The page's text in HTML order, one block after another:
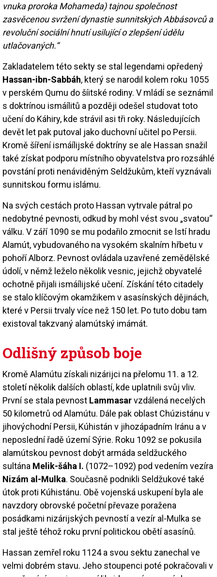
vnuka proroka Mohameda) tajnou společnost
zasvěcenou svržení dynastie sunnitských Abbásovců a
revoluční sociální hnutí usilující o zlepšení údělu
utlačovaných.“
Zakladatelem této sekty se stal legendami opředený
Hassan-ibn-Sabbáh, který se narodil kolem roku 1055
v perském Qumu do šíitské rodiny. V mládí se seznámil
s doktrínou ismáílitů a později odešel studovat toto
učení do Káhiry, kde strávil asi tři roky. Následujících
devět let pak putoval jako duchovní učitel po Persii.
Kromě šíření ismáílijské doktríny se ale Hassan snažil
také získat podporu místního obyvatelstva pro rozsáhlé
povstání proti nenáviděným Seldžukům, kteří vyznávali
sunnitskou formu islámu.
Na svých cestách proto Hassan vytrvale pátral po
nedobytné pevnosti, odkud by mohl vést svou „svatou“
válku. V září 1090 se mu podařilo zmocnit se lstí hradu
Alamút, vybudovaného na vysokém skalním hřbetu v
pohoří Alborz. Pevnost ovládala uzavřené zemědělské
údolí, v němž leželo několik vesnic, jejichž obyvatelé
ochotně přijali ismáílijské učení. Získání této citadely
se stalo klíčovým okamžikem v asasínských dějinách,
které v Persii trvaly více než 150 let. Po tuto dobu tam
existoval takzvaný alamútský imámát.
Odlišný způsob boje
Kromě Alamútu získali nizárijci na přelomu 11. a 12.
století několik dalších oblastí, kde uplatnili svůj vliv.
První se stala pevnost Lammasarvzdálená necelých
50 kilometrů od Alamútu. Dále pak oblast Chúzistánu v
jihovýchodní Persii, Kúhistán v jihozápadním Iránu a v
neposlední řadě území Sýrie. Roku 1092 se pokusila
alamútskou pevnost dobýt armáda seldžuckého
sultána Melik-šáha I. (1072–1092) pod vedením vezíra
Nizám al-Mulka. Současně podnikli Seldžukové také
útok proti Kúhistánu. Obě vojenská uskupení byla ale
navzdory obrovské početní převaze poražena
posádkami nizárijských pevností a vezír al-Mulka se
stal ještě téhož roku první politickou obětí asasínů.
Hassan zemřel roku 1124 a svou sektu zanechal ve
velmi dobrém stavu. Jeho stoupenci poté pokračovali v